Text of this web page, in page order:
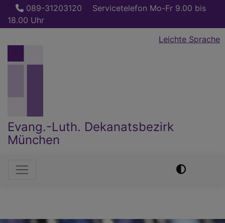
Direkt
zum
Inhalt
089-31203120
Servicetelefon Mo-Fr 9.00 bis
18.00 Uhr
Leichte Sprache
Evang.-Luth. Dekanatsbezirk
München
Hauptnavigation